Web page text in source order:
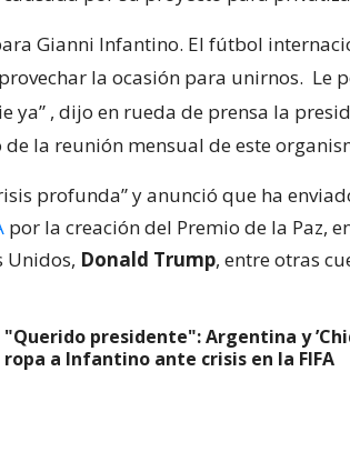
Gianni Infantino. El fútbol
la ocasión para unirnos. Le
ya” , dijo en rueda de prensa la
la reunión mensual de este
profunda” y anunció que ha
por la creación del Premio de la Paz,
Unidos, Donald Trump, entre otras
"Querido presidente": Argentina y
ropa a Infantino ante crisis en la FIFA